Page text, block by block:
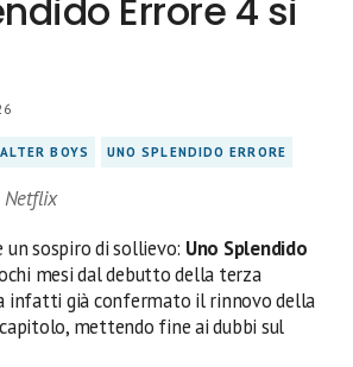
Errore 4 si
BOYS UNO SPLENDIDO ERRORE
sospiro di sollievo: Uno Splendido
mesi dal debutto della terza
infatti già confermato il rinnovo della
mettendo fine ai dubbi sul